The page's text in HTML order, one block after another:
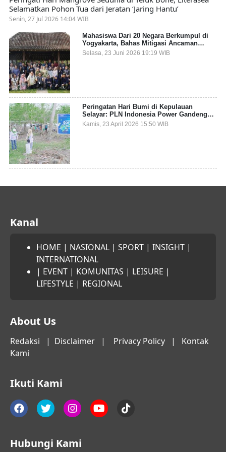
Selamatkan Pohon Tua dari Jeratan ‘Jaring Hantu’
Senin, 27 Jul 2026 14:04 WIB
Mahasiswa Dari 20 Negara Berkumpul di
Yogyakarta, Bahas Mitigasi Ancaman
Kesehatan Global
Selasa, 23 Juni 2026 19:19 WIB
Peringatan Hari Bumi di Kepulauan
Selayar: PLN Indonesia Power Gandeng
Pemda dan Komunitas, Giatkan Restorasi
Mangrove
Kamis, 23 April 2026 15:50 WIB
Kanal
HOME | NASIONAL | SPORT | INSIGHT |
INTERNATIONAL
| EVENT | KOMUNITAS | LEISURE |
LIFESTYLE | REGIONAL
About Us
Redaksi | Disclaimer | Privacy Policy | Kontak
Kami
Ikuti Kami
Hubungi Kami